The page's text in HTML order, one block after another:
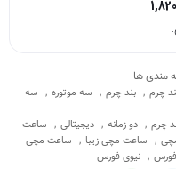
مندی ها
چرم , بند چرم , سه موتوره , سه
چرم , دو زمانه , دیجیتالی , ساعت
, ساعت مچی زیبا , ساعت مچی
, نیوی فورس